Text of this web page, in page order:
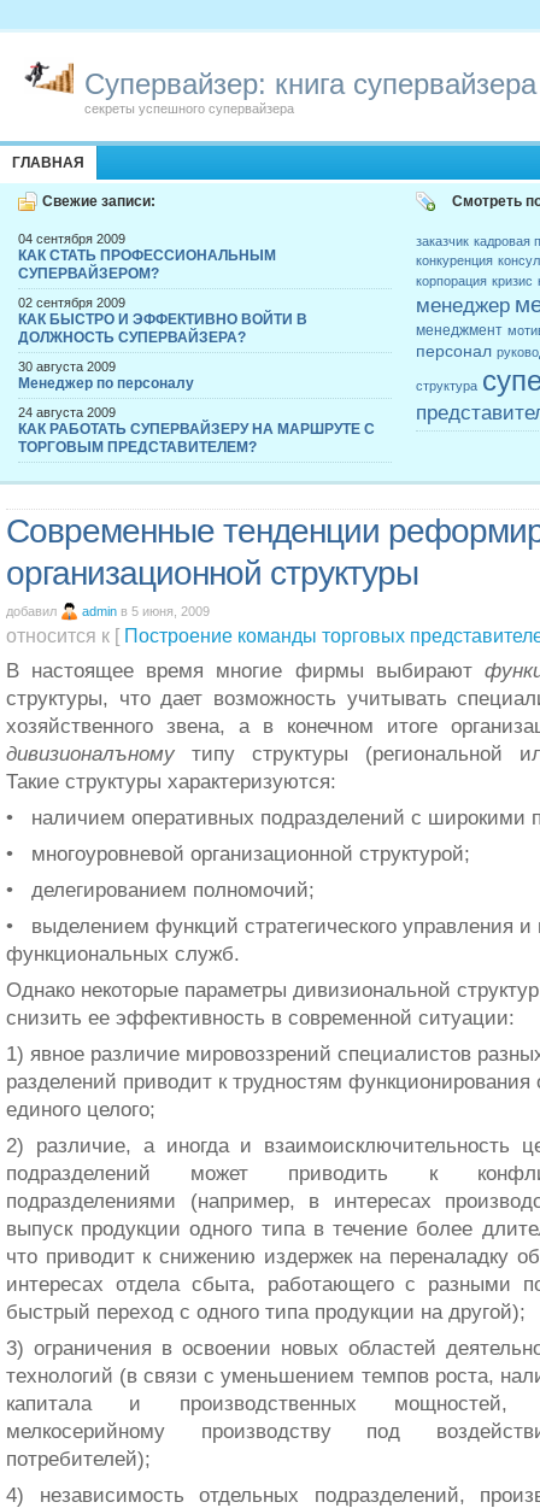
Супервайзер: книга супервайзера
секреты успешного супервайзера
ГЛАВНАЯ
Свежие записи:
04 сентября 2009
КАК СТАТЬ ПРОФЕССИОНАЛЬНЫМ
СУПЕРВАЙЗЕРОМ?
02 сентября 2009
КАК БЫСТРО И ЭФФЕКТИВНО ВОЙТИ В
ДОЛЖНОСТЬ СУПЕРВАЙЗЕРА?
30 августа 2009
Менеджер по персоналу
24 августа 2009
КАК РАБОТАТЬ СУПЕРВАЙЗЕРУ НА МАРШРУТЕ С
ТОРГОВЫМ ПРЕДСТАВИТЕЛЕМ?
Смотреть
заказчик кадровая
конкуренция
корпорация кризис
менеджер
менеджмент
персонал
структура
Современные тенденции
организационной структуры
добавил admin в 5 июня, 2009
относится к [ Построение команды торговых
В настоящее время многие фирмы выбирают
структуры, что дает воз­можность учитывать
хозяйственного звена, а в конечном итоге
дивизионалъному типу структуры (региональной
Такие структуры ха­рактеризуются:
• наличием оперативных подразделений с широкими
• многоуровневой организационной структурой;
• делегированием полномочий;
• выделением функций стратегического управления и
функциональных служб.
Однако некоторые параметры дивизиональной
снизить ее эффективность в современной ситуации:
1) явное различие мировоззрений специалистов
разделений приводит к трудностям функционирования
единого целого;
2) различие, а иногда и взаимоисключительность
подразделений может приводить к
подразделениями (например, в интересах
выпуск продукции одного типа в течение более
что приводит к снижению издержек на перена­ладку
интересах отдела сбыта, работающего с разными
быстрый переход с одного типа про­дукции на другой);
3) ограничения в освоении новых областей
технологий (в связи с уменьшением темпов роста,
капитала и производственных мощностей,
мелкосерийному производству под
потребителей);
4) независимость отдельных подразделений,